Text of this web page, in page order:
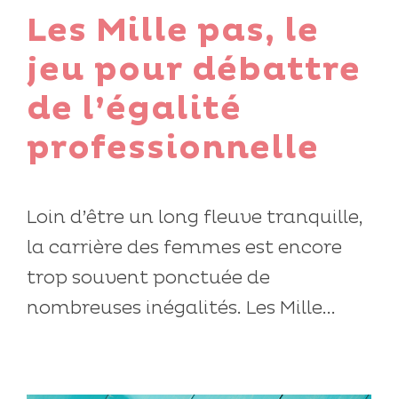
Les Mille pas, le
jeu pour débattre
de l’égalité
professionnelle
Loin d’être un long fleuve tranquille,
la carrière des femmes est encore
trop souvent ponctuée de
nombreuses inégalités. Les Mille...